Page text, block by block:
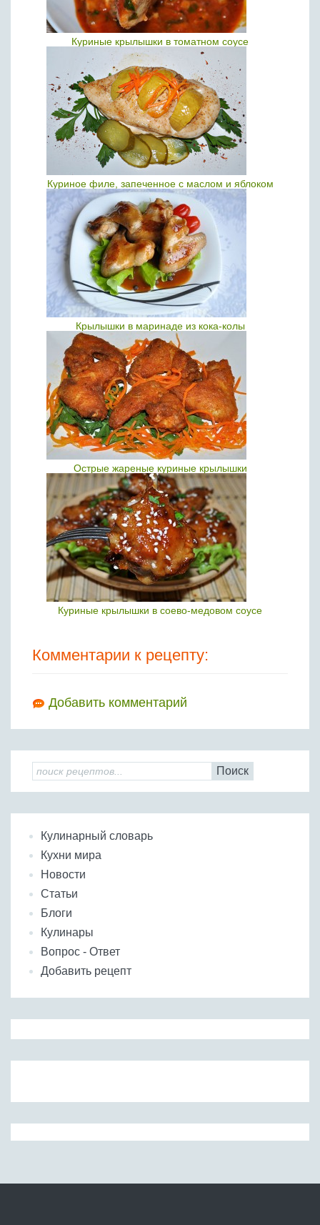
Куриные крылышки в томатном соусе
Куриное филе, запеченное с маслом и яблоком
Крылышки в маринаде из кока-колы
Острые жареные куриные крылышки
Куриные крылышки в соево-медовом соусе
Комментарии к рецепту:
Добавить комментарий
Поиск
Кулинарный словарь
Кухни мира
Новости
Статьи
Блоги
Кулинары
Вопрос - Ответ
Добавить рецепт